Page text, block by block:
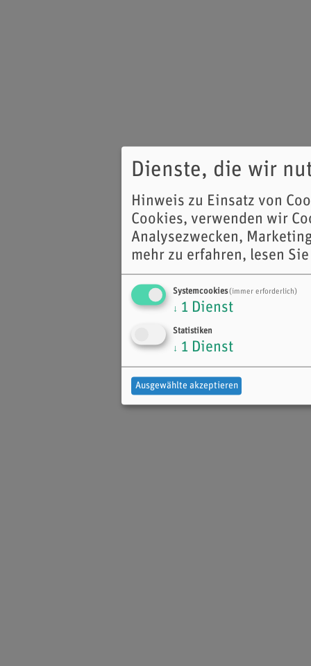
Dienste, die wir
Hinweis zu Einsatz von
Cookies, verwenden wir
Analysezwecken,
mehr zu erfahren, lesen
Systemcookies(immer erforderlich)
↓ 1 Dienst
Statistiken
↓ 1 Dienst
Ausgewählte akzeptieren